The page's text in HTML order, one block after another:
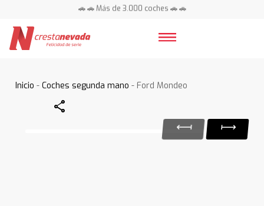
🚗 🚗 Más de 3.000 coches 🚗 🚗
Inicio -Coches segunda mano - Ford Mondeo
Share